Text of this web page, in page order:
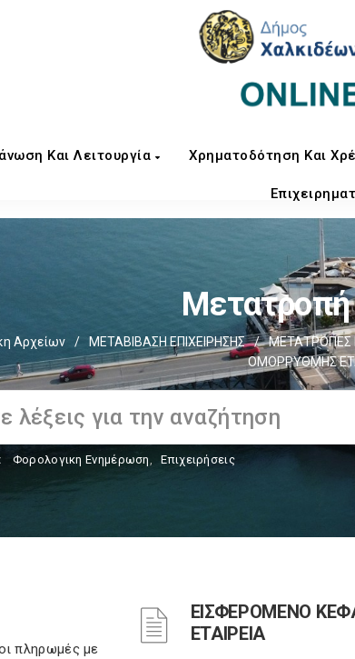
Και Λειτουργία Χρηματοδότηση Και
Αρχείων / ΜΕΤΑΒΙΒΑΣΗ ΕΠΙΧΕIΡΗΣΗΣ / ΜΕΤΑΤΡΟΠΕΣ
ΟΜΟΡΡΥΘΜΗΣ
Φορολογικη Ενημέρωση, Επιχειρήσεις
πληρωμές με
ΕΙΣΦΕΡΟΜΕΝΟ
ΕΤΑΙΡΕΙΑ